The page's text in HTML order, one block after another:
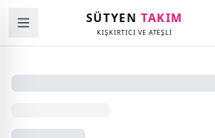
SÜTYENTAKIM
KIŞKIRTICI VE ATEŞLİ